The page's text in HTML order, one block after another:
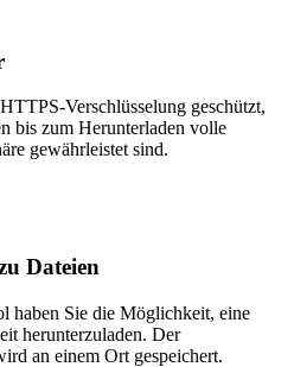
Verschlüsselung geschützt,
bis zum Herunterladen volle
gewährleistet sind.
Dateien
haben Sie die Möglichkeit, eine
herunterzuladen. Der
an einem Ort gespeichert.